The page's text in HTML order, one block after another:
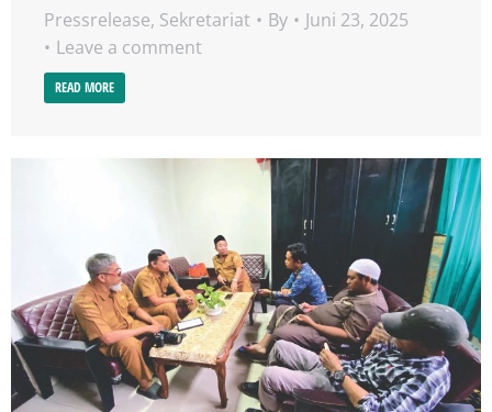
Pressrelease, Sekretariat By
Juni 23, 2025
Leave a comment
READ MORE